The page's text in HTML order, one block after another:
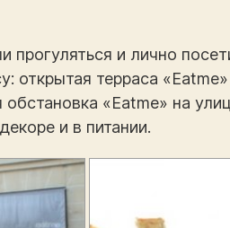
и лично
открытая терраса
«Eatme» на
и в питании.